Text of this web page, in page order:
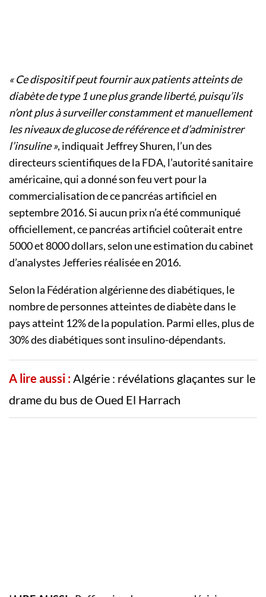
« Ce dispositif peut fournir aux patients atteints de
diabète de type 1 une plus grande liberté, puisqu’ils
n’ont plus à surveiller constamment et manuellement
les niveaux de glucose de référence et d’administrer
l’insuline », indiquait Jeffrey Shuren, l’un des
directeurs scientifiques de la FDA, l’autorité sanitaire
américaine, qui a donné son feu vert pour la
commercialisation de ce pancréas artificiel en
septembre 2016. Si aucun prix n’a été communiqué
officiellement, ce pancréas artificiel coûterait entre
5000 et 8000 dollars, selon une estimation du cabinet
d’analystes Jefferies réalisée en 2016.
Selon la Fédération algérienne des diabétiques, le
nombre de personnes atteintes de diabète dans le
pays atteint 12% de la population. Parmi elles, plus de
30% des diabétiques sont insulino-dépendants.
A lire aussi :Algérie : révélations glaçantes sur le
drame du bus de Oued El Harrach